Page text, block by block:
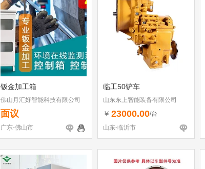
钣金加工箱
佛山月汇好智能科技有限公司
面议
广东-佛山市
临工50铲车
山东东上智能装备有限公司
￥ 23000.00/台
山东-临沂市